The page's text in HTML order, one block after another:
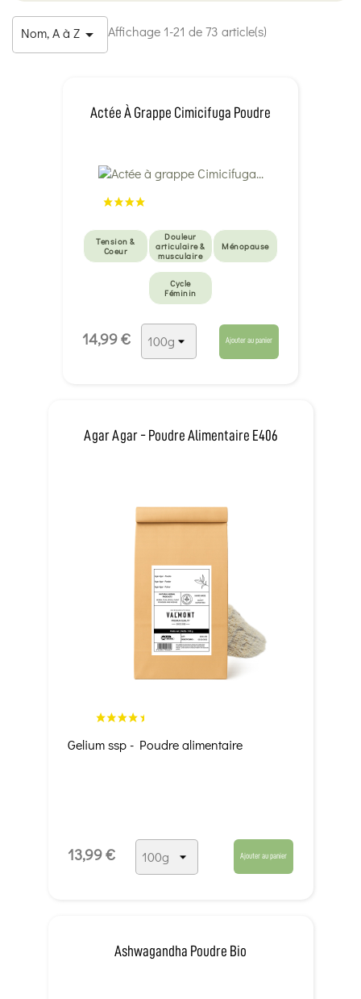
Nom, A à Z  Affichage 1-21 de 73 article(s)
Actée À Grappe Cimicifuga Poudre
Tension &
Coeur
Douleur
articulaire &
musculaire
Ménopause
Cycle
Féminin
14,99 € Ajouter au panier
Agar Agar - Poudre Alimentaire E406
Gelium ssp - Poudre alimentaire
13,99 € Ajouter au panier
Ashwagandha Poudre Bio